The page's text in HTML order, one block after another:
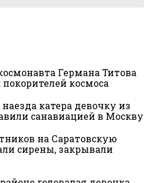
Германа Титова
космоса
катера девочку из
санавиацией в Москву
на Саратовскую
сирены, закрывали